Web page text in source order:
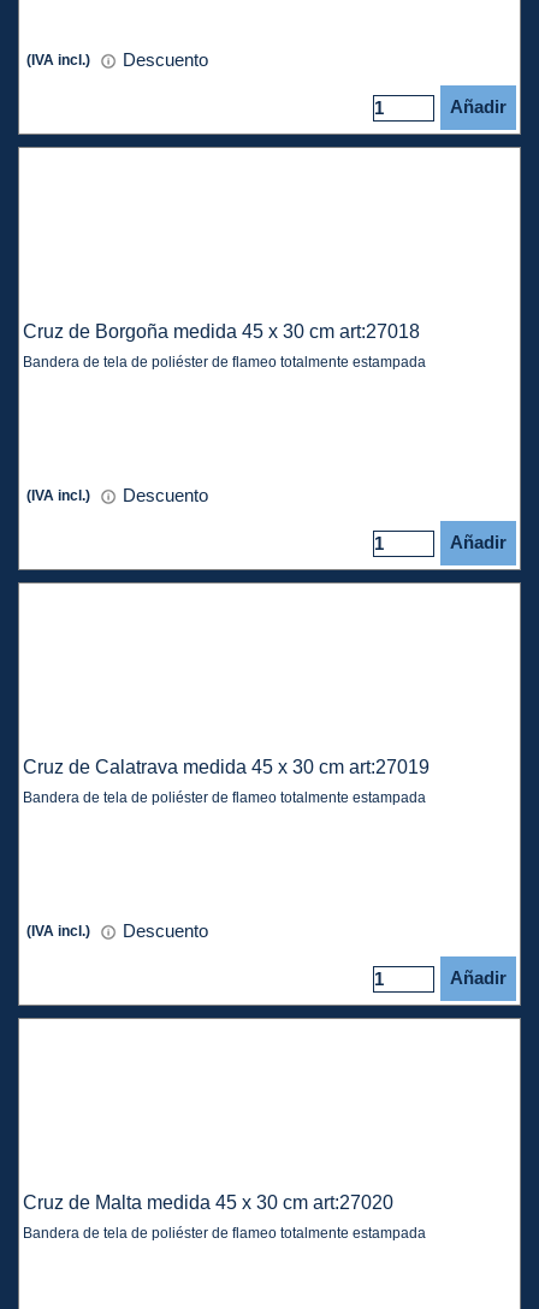
(IVA incl.) Descuento
Añadir
Cruz de Borgoña medida 45 x 30 cm art:27018
Bandera de tela de poliéster de flameo totalmente estampada
(IVA incl.) Descuento
Añadir
Cruz de Calatrava medida 45 x 30 cm art:27019
Bandera de tela de poliéster de flameo totalmente estampada
(IVA incl.) Descuento
Añadir
Cruz de Malta medida 45 x 30 cm art:27020
Bandera de tela de poliéster de flameo totalmente estampada